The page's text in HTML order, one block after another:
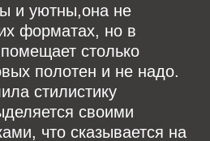
и уютны,она не
форматах, но в
столько
полотен и не надо.
стилистику
своими
что сказывается на